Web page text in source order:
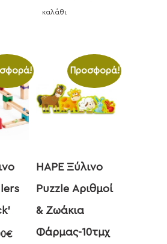
καλάθι
€
Προσφορά!
HAPE Ξύλινο
Puzzle Αριθμοί
& Ζωάκια
Φάρμας-10τμχ